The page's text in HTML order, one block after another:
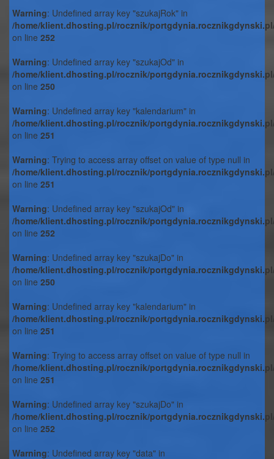
Warning: Undefined array key "szukajRok" in
/home/klient.dhosting.pl/rocznik/
on line 252
Warning: Undefined array key "szukajOd" in
/home/klient.dhosting.pl/rocznik/
on line 250
Warning: Undefined array key "kalendarium" in
/home/klient.dhosting.pl/rocznik/
on line 251
Warning: Trying to access array offset on value of type null in
/home/klient.dhosting.pl/rocznik/
on line 251
Warning: Undefined array key "szukajOd" in
/home/klient.dhosting.pl/rocznik/
on line 252
Warning: Undefined array key "szukajDo" in
/home/klient.dhosting.pl/rocznik/
on line 250
Warning: Undefined array key "kalendarium" in
/home/klient.dhosting.pl/rocznik/
on line 251
Warning: Trying to access array offset on value of type null in
/home/klient.dhosting.pl/rocznik/
on line 251
Warning: Undefined array key "szukajDo" in
/home/klient.dhosting.pl/rocznik/
on line 252
Warning: Undefined array key "data" in